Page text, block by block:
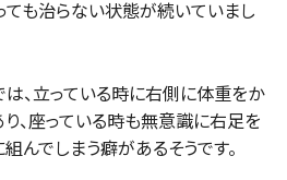
ても治らない状態が続いていまし
、立っている時に右側に体重をか
、座っている時も無意識に右足を
んでしまう癖があるそうです。